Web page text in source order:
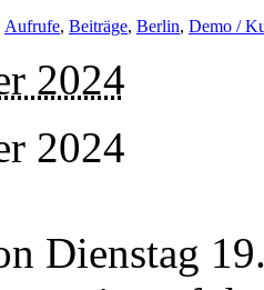
Aufrufe, Beiträge, Berlin, Demo /
2024
2024
Dienstag